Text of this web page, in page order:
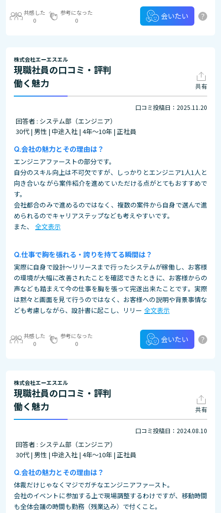
共感した
0
参考になった
0
会いたい ?
株式会社エーエスエル
現職社員の口コミ・評判
働く魅力
共有
口コミ投稿日：2025.11.20
回答者 : システム部（エンジニア）
30代 | 男性 | 中途入社 | 4年～10年 | 正社員
会社の魅力とその理由は？
エンジニアファーストの部分です。
自分のスキル向上は不可欠ですが、しっかりとエンジニア1人1人と
向き合いながら案件紹介を進めていただける点がとてもおすすめで
す。
会社都合のみで進めるのではなく、複数の案件から自身で選んで進
められるのでキャリアステップなども考えやすいです。
また、
全文表示
仕事で胸を張れる・誇りを持てる瞬間は？
実際に自身で設計～リリースまで行ったシステムが稼働し、お客様
の環境が大幅に改善されたことを確認できたときに、お客様からの
声なども踏まえて今の仕事を胸を張って完遂出来たことです。実際
は黙々と画面を見て行うのではなく、お客様への説明や背景事情な
ども考慮しながら、設計書に起こし、リリー 全文表示
共感した
0
参考になった
0
会いたい ?
株式会社エーエスエル
現職社員の口コミ・評判
働く魅力
共有
口コミ投稿日：2024.08.10
回答者 : システム部（エンジニア）
30代 | 男性 | 中途入社 | 4年～10年 | 正社員
会社の魅力とその理由は？
体裁だけじゃなくマジでガチなエンジニアファースト。
会社のイベントに参加する上で現場調整するわけですが、移動時間
も全体会議の時間も勤務（残業込み）で付くこと。